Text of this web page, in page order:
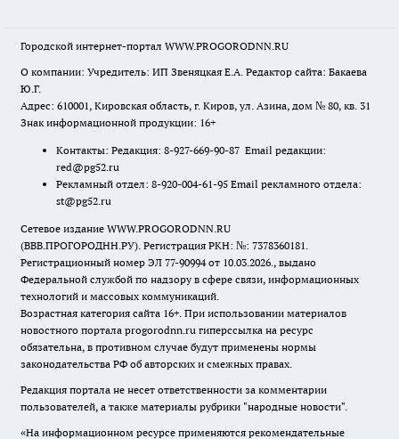
Городской интернет-портал WWW.PROGORODNN.RU
О компании: Учредитель: ИП Звеняцкая Е.А. Редактор сайта: Бакаева
Ю.Г.
Адрес: 610001, Кировская область, г. Киров, ул. Азина, дом № 80, кв. 31
Знак информационной продукции: 16+
Контакты: Редакция: 8-927-669-90-87 Email редакции:
red@pg52.ru
Рекламный отдел: 8-920-004-61-95 Email рекламного отдела:
st@pg52.ru
Сетевое издание WWW.PROGORODNN.RU
(ВВВ.ПРОГОРОДНН.РУ). Регистрация РКН: №: 7378360181.
Регистрационный номер ЭЛ 77-90994 от 10.03.2026., выдано
Федеральной службой по надзору в сфере связи, информационных
технологий и массовых коммуникаций.
Возрастная категория сайта 16+. При использовании материалов
новостного портала progorodnn.ru гиперссылка на ресурс
обязательна, в противном случае будут применены нормы
законодательства РФ об авторских и смежных правах.
Редакция портала не несет ответственности за комментарии
пользователей, а также материалы рубрики "народные новости".
«На информационном ресурсе применяются рекомендательные